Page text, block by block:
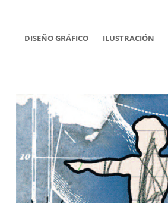
DISEÑO GRÁFICO
ILUSTRACIÓN